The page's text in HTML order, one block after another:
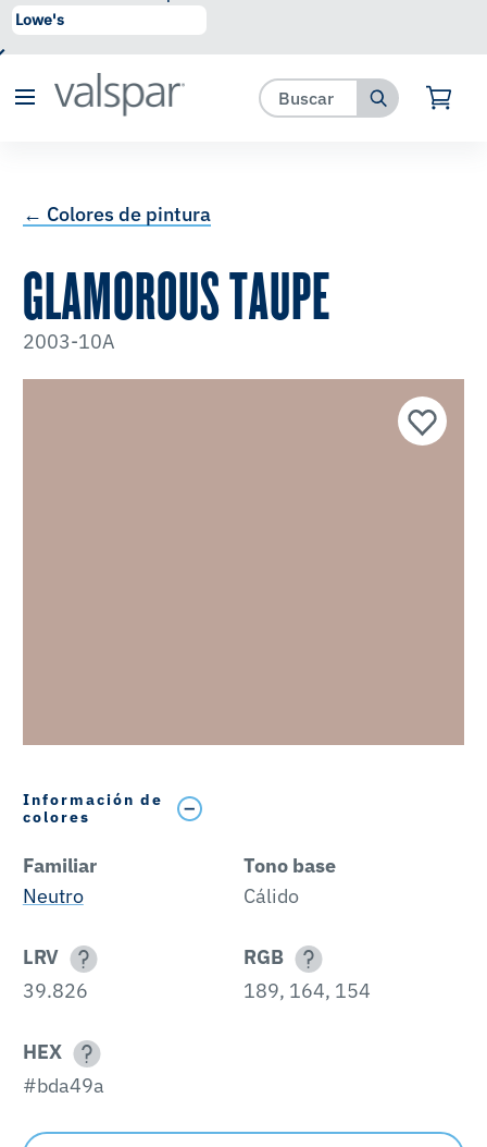
se ha agregado a favoritos.
← Colores de pintura
GLAMOROUS TAUPE
2003-10A
Información de
colores
Familiar
Neutro
Tono base
Cálido
LRV
39.826
RGB
189, 164, 154
HEX
#bda49a